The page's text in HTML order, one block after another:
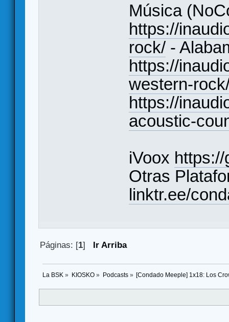
Música
https://
rock/ -
https://
western-
https://
acoustic-
iVoox
Otras
linktr.ee/
Páginas: [1] Ir Arriba
La BSK » KIOSKO» Podcasts» [Condado Meeple] 1x18: Los